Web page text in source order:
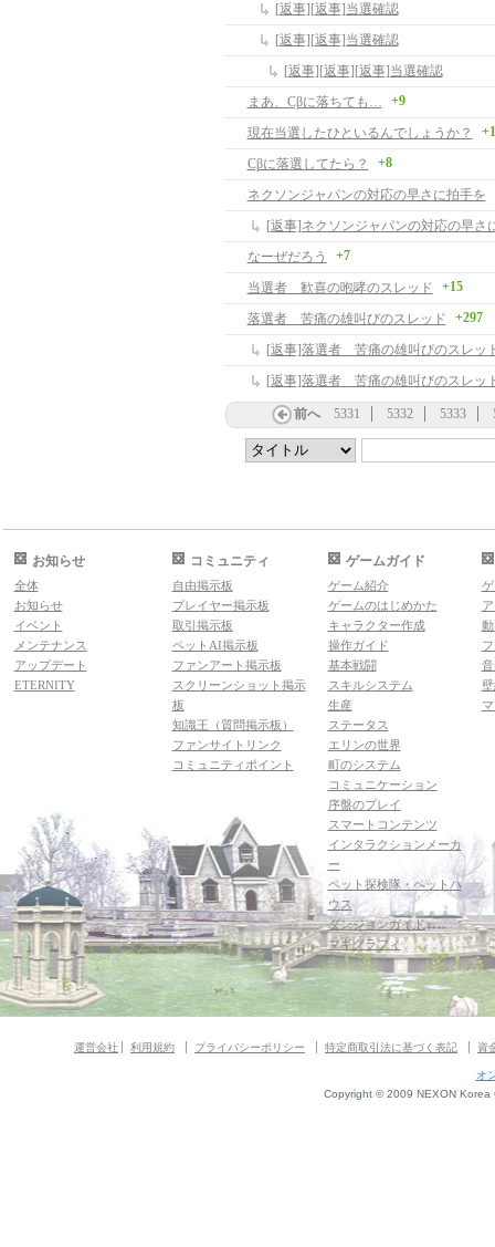
[返事][返事]当選確認
[返事][返事]当選確認
[返事][返事][返事]当選確認
まあ、Cβに落ちても…
+9
現在当選したひといるんでしょうか？
Cβに落選してたら？ +8
ネクソンジャパンの対応の早さに拍手を
[返事]ネクソンジャパンの対応の早さ
なーぜだろう
+7
当選者 歓喜の咆哮のスレッド +15
落選者 苦痛の雄叫びのスレッド +297
[返事]落選者 苦痛の雄叫びのスレッ
[返事]落選者 苦痛の雄叫びのスレッ
前へ 5331 5332 5333
お知らせ
全体
お知らせ
イベント
メンテナンス
アップデート
ETERNITY
コミュニティ
自由掲示板
プレイヤー掲示板
取引掲示板
ペットAI掲示板
ファンアート掲示板
スクリーンショット掲示
板
知識王（質問掲示板）
ファンサイトリンク
コミュニティポイント
ゲームガイド
ゲーム紹介
ゲームのはじめかた
キャラクター作成
操作ガイド
基本戦闘
スキルシステム
生産
ステータス
エリンの世界
町のシステム
コミュニケーション
序盤のプレイ
スマートコンテンツ
インタラクションメーカ
ー
ペット探検隊・ペットハ
ウス
ダンジョンガイド
マギグラフィ
運営会社 利用規約 プライバシーポリシー 特定商取引法に基づく表記 資
オ
Copyright © 2009 NEXON Korea